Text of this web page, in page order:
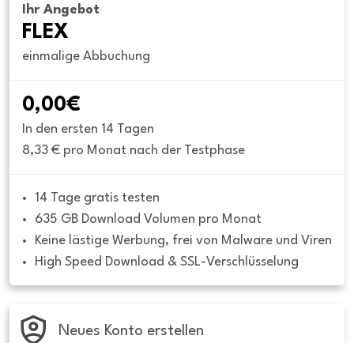
Ihr Angebot
FLEX
einmalige Abbuchung
0,00€
In den ersten 14 Tagen
8,33 € pro Monat nach der Testphase
14 Tage gratis testen
635 GB Download Volumen pro Monat
Keine lästige Werbung, frei von Malware und Viren
High Speed Download & SSL-Verschlüsselung
Neues Konto erstellen